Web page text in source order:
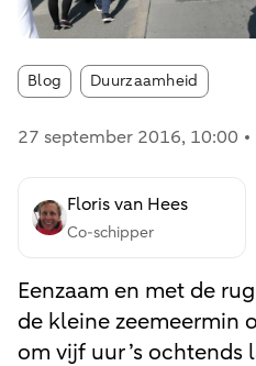
Blog Article tags:
Duurzaamheid
27 september 2016, 10:00
Floris van Hees
Co-schipper
Eenzaam en met de
de kleine zeemeermin
om vijf uur ’s ochtends